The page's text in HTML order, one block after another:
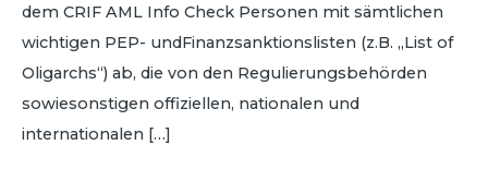
dem CRIF AML Info Check Personen mit sämtlichen
wichtigen PEP- undFinanzsanktionslisten (z.B. „List of
Oligarchs“) ab, die von den Regulierungsbehörden
sowiesonstigen offiziellen, nationalen und
internationalen […]